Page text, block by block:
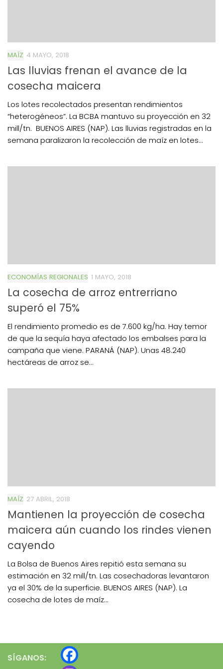
MAÍZ 4 MAYO, 2018
Las lluvias frenan el avance de la
cosecha maicera
Los lotes recolectados presentan rendimientos
“heterogéneos”. La BCBA mantuvo su proyección en 32
mill/tn. BUENOS AIRES (NAP). Las lluvias registradas en la
semana paralizaron la recolección de maíz en lotes...
ECONOMÍAS REGIONALES 1 MAYO, 2018
La cosecha de arroz entrerriano
superó el 75%
El rendimiento promedio es de 7.600 kg/ha. Hay temor
de que la sequía haya afectado los embalses para la
campaña que viene. PARANÁ (NAP). Unas 48.240
hectáreas de arroz se...
MAÍZ 27 ABRIL, 2018
Mantienen la proyección de cosecha
maicera aún cuando los rindes vienen
cayendo
La Bolsa de Buenos Aires repitió esta semana su
estimación en 32 mill/tn. Las cosechadoras levantaron
ya el 30% de la superficie. BUENOS AIRES (NAP). La
cosecha de lotes de maíz...
SÍGANOS: